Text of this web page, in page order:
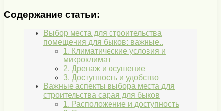
Содержание статьи:
Выбор места для строительства
помещения для быков: важные..
1. Климатические условия и
микроклимат
2. Дренаж и осушение
3. Доступность и удобство
Важные аспекты выбора места для
строительства сарая для быков
1. Расположение и доступность